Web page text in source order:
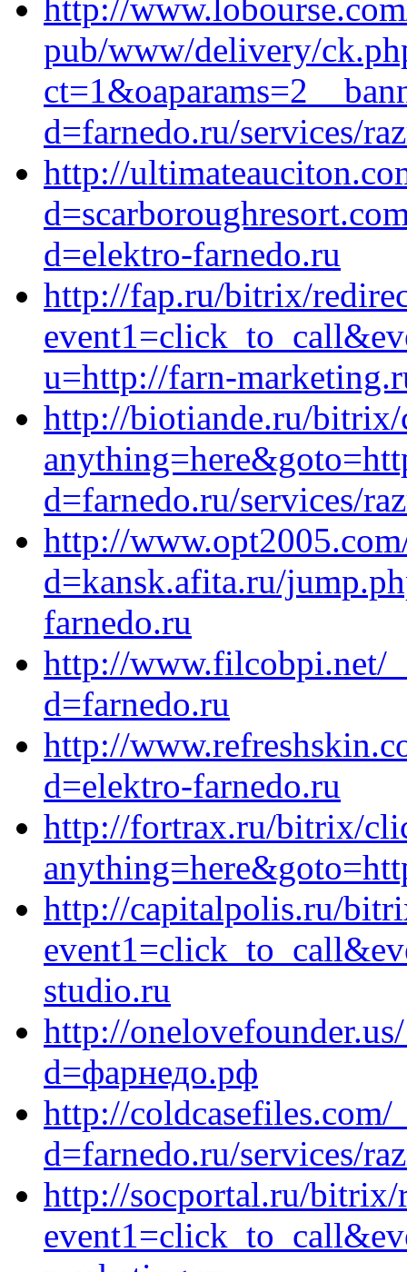
http://
pub/www/delivery/
d=farnedo.ru/services/
http://
d=elektro-farnedo.ru
http://fap.ru/bitrix/
u=http://farn-
http://biotiande.ru/
d=farnedo.ru/services/
http://
d=kansk.afita.ru/
farnedo.ru
http://www.filcobpi.net/
d=farnedo.ru
http://
d=elektro-farnedo.ru
http://fortrax.ru/bitrix/
http://capitalpolis.ru/
studio.ru
http://
d=фарнедо.рф
http://coldcasefiles.com/
d=farnedo.ru/services/
http://socportal.ru/bitrix/